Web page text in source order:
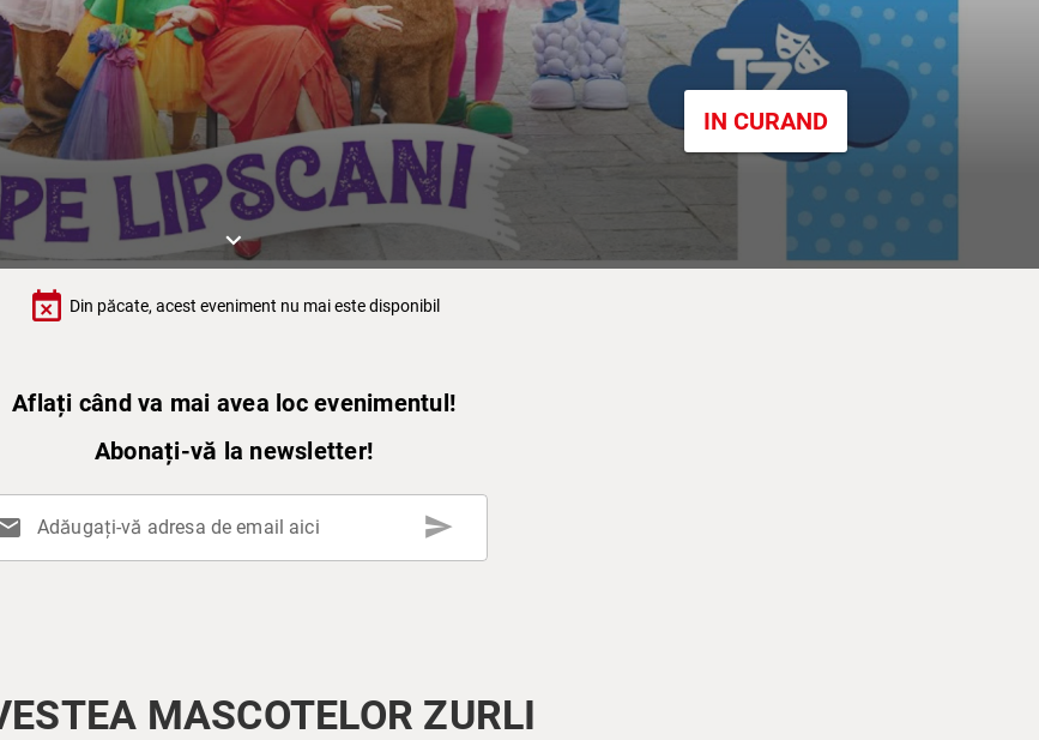
IN CURAND
keyboard_arrow_down
event_busy Din păcate, acest eveniment nu mai este disponibil
Aflați când va mai avea loc evenimentul!
Abonați-vă la newsletter!
Adăugați-vă adresa de email aici send
MASCOTELOR ZURLI